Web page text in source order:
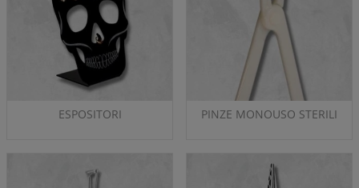
ESPOSITORI PINZE MONOUSO STERILI